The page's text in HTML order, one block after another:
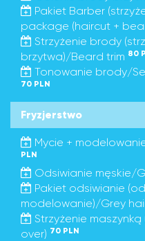
Pakiet Barber
package (haircut +
Strzyżenie brody
brzytwa)/Beard trim 80
Tonowanie brody/
70 PLN
Fryzjerstwo
Mycie +
PLN
Odsiwianie męskie/
Pakiet odsiwianie
modelowanie)/Grey
Strzyżenie
over) 70 PLN